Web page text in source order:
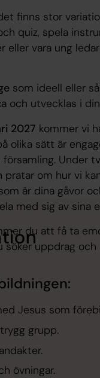
finns stor
quiz, spela
eller vara ung
som ideell eller
och utvecklas i
2027 kommer vi
olika sätt är
Under
om hur vi
är dina gåvor
med sig av sina
du att få ta
uppdrag och
Jesus som
grupp.
övningar.